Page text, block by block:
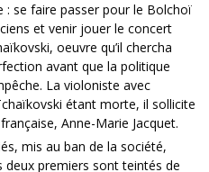
: se faire passer pour le Bolchoï
et venir jouer le concert
oeuvre qu’il chercha
avant que la politique
La violoniste avec
étant morte, il sollicite
Anne-Marie Jacquet.
mis au ban de la société,
deux premiers sont teintés de